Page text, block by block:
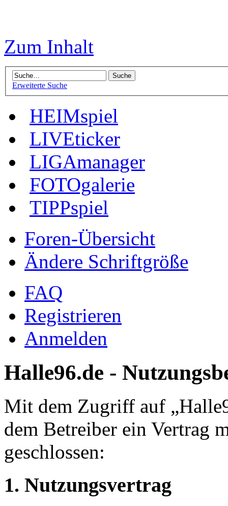
Zum Inhalt
Erweiterte Suche
HEIMspiel
LIVEticker
LIGAmanager
FOTOgalerie
TIPPspiel
Foren-Übersicht
Ändere Schriftgröße
FAQ
Registrieren
Anmelden
Halle96.de -
Mit dem Zugriff auf
dem Betreiber ein Vertrag
geschlossen:
1. Nutzungsvertrag